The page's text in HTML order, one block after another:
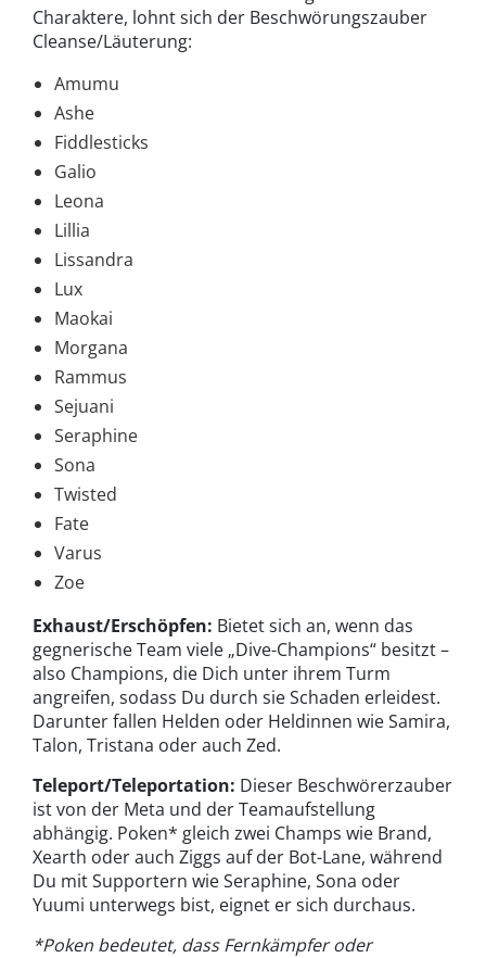
Charaktere, lohnt sich der Beschwörungszauber
Cleanse/Läuterung:
Amumu
Ashe
Fiddlesticks
Galio
Leona
Lillia
Lissandra
Lux
Maokai
Morgana
Rammus
Sejuani
Seraphine
Sona
Twisted
Fate
Varus
Zoe
Exhaust/Erschöpfen: Bietet sich an, wenn das
gegnerische Team viele „Dive-Champions“ besitzt –
also Champions, die Dich unter ihrem Turm
angreifen, sodass Du durch sie Schaden erleidest.
Darunter fallen Helden oder Heldinnen wie Samira,
Talon, Tristana oder auch Zed.
Teleport/Teleportation: Dieser Beschwörerzauber
ist von der Meta und der Teamaufstellung
abhängig. Poken* gleich zwei Champs wie Brand,
Xearth oder auch Ziggs auf der Bot-Lane, während
Du mit Supportern wie Seraphine, Sona oder
Yuumi unterwegs bist, eignet er sich durchaus.
*Poken bedeutet, dass Fernkämpfer oder